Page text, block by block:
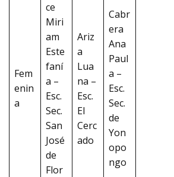
Fem
enin
a
ce
Miri
am
Este
faní
a –
Esc.
Sec.
San
José
de
Flor
Ariz
a
Lua
na –
Esc.
El
Cerc
ado
Cabr
era
Ana
Paul
a –
Esc.
Sec.
de
Yon
opo
ngo